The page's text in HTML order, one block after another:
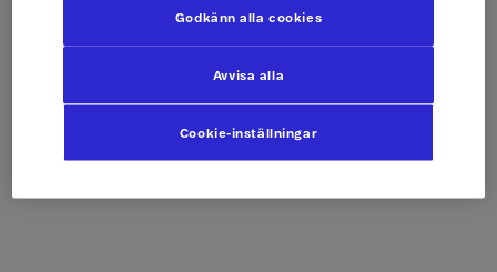
Cookie-inställningar
Avvisa alla
Godkänn alla cookies